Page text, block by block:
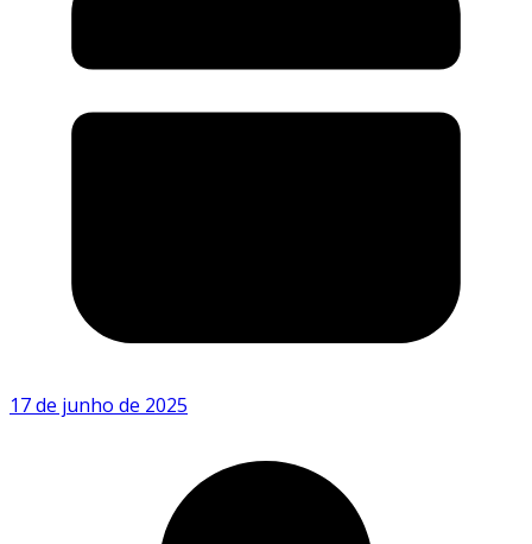
17 de junho de 2025